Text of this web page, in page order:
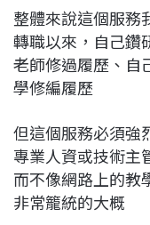
整體來說這個服務
轉職以來，自己鑽
老師修過履歷、自
學修編履歷
但這個服務必須強
專業人資或技術主
而不像網路上的教
非常籠統的大概